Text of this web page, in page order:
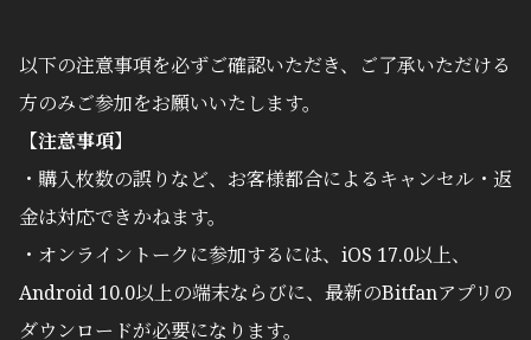
以下の注意事項を必ずご確認いただき、ご了承いただける
方のみご参加をお願いいたします。
【注意事項】
・購入枚数の誤りなど、お客様都合によるキャンセル・返
金は対応できかねます。
・オンライントークに参加するには、iOS 17.0以上、
Android 10.0以上の端末ならびに、最新のBitfanアプリの
ダウンロードが必要になります。